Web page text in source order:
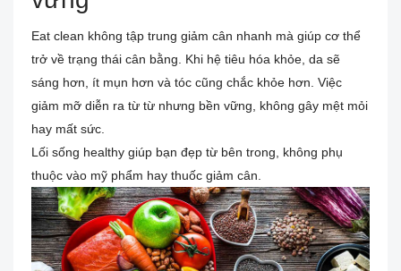
Eat clean không tập trung giảm cân nhanh mà giúp cơ thể
trở về trạng thái cân bằng. Khi hệ tiêu hóa khỏe, da sẽ
sáng hơn, ít mụn hơn và tóc cũng chắc khỏe hơn. Việc
giảm mỡ diễn ra từ từ nhưng bền vững, không gây mệt mỏi
hay mất sức.
Lối sống healthy giúp bạn đẹp từ bên trong, không phụ
thuộc vào mỹ phẩm hay thuốc giảm cân.